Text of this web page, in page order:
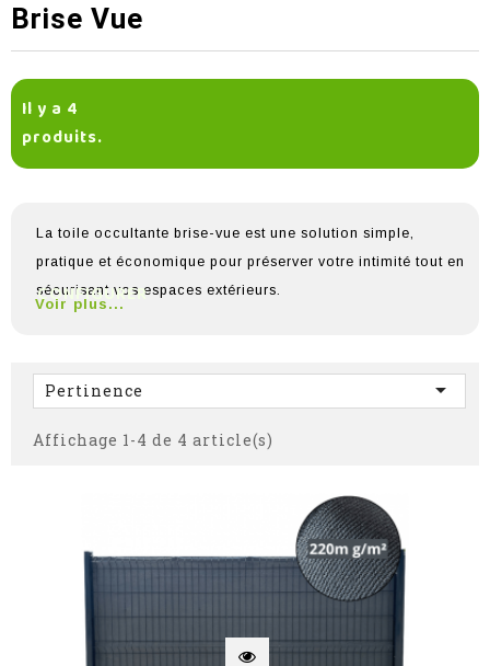
Brise Vue
Il y a 4
produits.
CONFIGURER
La toile occultante brise-vue est une solution simple,
pratique et économique pour préserver votre intimité tout en
sécurisant vos espaces extérieurs.
Voir plus...
Pertinence 
Affichage 1-4 de 4 article(s)